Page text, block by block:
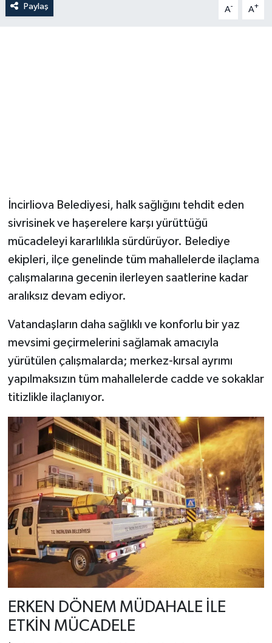
Paylaş A- A+
İncirliova Belediyesi, halk sağlığını tehdit eden
sivrisinek ve haşerelere karşı yürüttüğü
mücadeleyi kararlılıkla sürdürüyor. Belediye
ekipleri, ilçe genelinde tüm mahallelerde ilaçlama
çalışmalarına gecenin ilerleyen saatlerine kadar
aralıksız devam ediyor.
Vatandaşların daha sağlıklı ve konforlu bir yaz
mevsimi geçirmelerini sağlamak amacıyla
yürütülen çalışmalarda; merkez-kırsal ayrımı
yapılmaksızın tüm mahallelerde cadde ve sokaklar
titizlikle ilaçlanıyor.
ERKEN DÖNEM MÜDAHALE İLE
ETKİN MÜCADELE